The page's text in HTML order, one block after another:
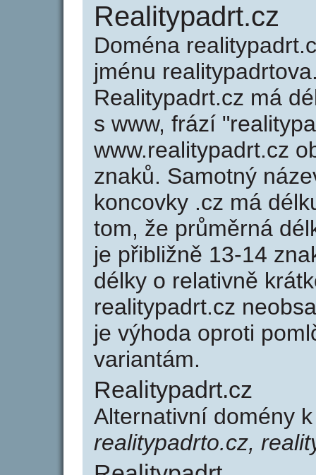
Realitypadrt.cz
Doména
jménu
Realitypadrt.cz má
s www, frází
www.realitypadrt.cz
znaků. Samotný
koncovky .cz má
tom, že průměrná
je přibližně 13-14
délky o relativně
realitypadrt.cz
je výhoda oproti
variantám.
Realitypadrt.cz
Alternativní domény
realitypadrto.cz,